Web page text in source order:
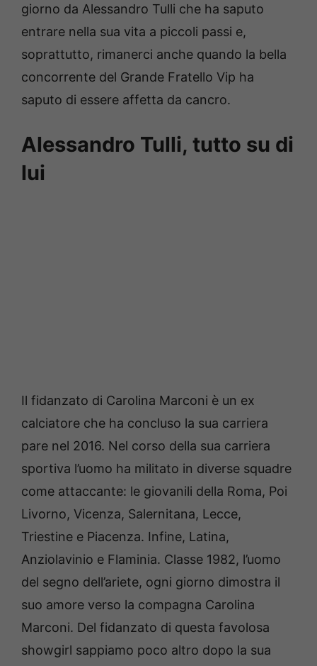
giorno da Alessandro Tulli che ha saputo
entrare nella sua vita a piccoli passi e,
soprattutto, rimanerci anche quando la bella
concorrente del Grande Fratello Vip ha
saputo di essere affetta da cancro.
Alessandro Tulli, tutto su di
lui
Il fidanzato di Carolina Marconi è un ex
calciatore che ha concluso la sua carriera
pare nel 2016. Nel corso della sua carriera
sportiva l’uomo ha militato in diverse squadre
come attaccante: le giovanili della Roma, Poi
Livorno, Vicenza, Salernitana, Lecce,
Triestine e Piacenza. Infine, Latina,
Anziolavinio e Flaminia. Classe 1982, l’uomo
del segno dell’ariete, ogni giorno dimostra il
suo amore verso la compagna Carolina
Marconi. Del fidanzato di questa favolosa
showgirl sappiamo poco altro dopo la sua